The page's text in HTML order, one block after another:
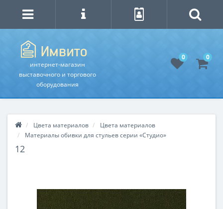
интернет-магазин
выставочного и торгового
оборудования
0 0
Цвета материалов
Цвета материалов
Материалы обивки для стульев серии «Студио»
12